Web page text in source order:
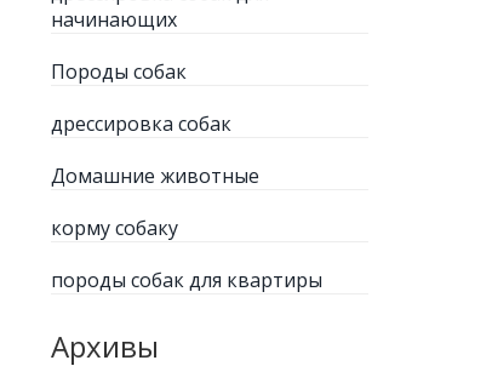
начинающих
Породы собак
дрессировка собак
Домашние животные
корму собаку
породы собак для квартиры
Архивы